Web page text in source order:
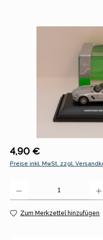
Regulärer Preis:
4,90 €
Preise inkl. MwSt. zzgl.
Zum Merkzettel hinzufügen